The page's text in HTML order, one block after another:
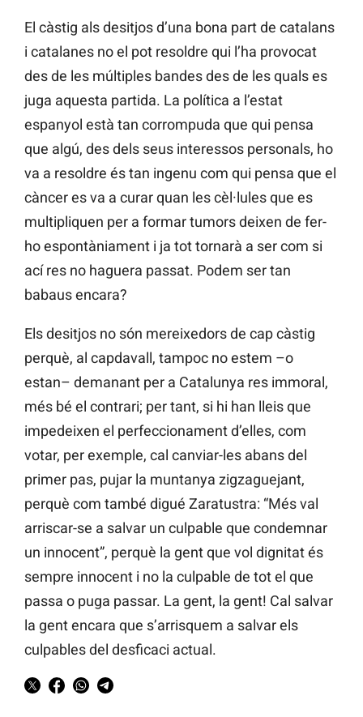
El càstig als desitjos d’una bona part de catalans
i catalanes no el pot resoldre qui l’ha provocat
des de les múltiples bandes des de les quals es
juga aquesta partida. La política a l’estat
espanyol està tan corrompuda que qui pensa
que algú, des dels seus interessos personals, ho
va a resoldre és tan ingenu com qui pensa que el
càncer es va a curar quan les cèl·lules que es
multipliquen per a formar tumors deixen de fer-
ho espontàniament i ja tot tornarà a ser com si
ací res no haguera passat. Podem ser tan
babaus encara?
Els desitjos no són mereixedors de cap càstig
perquè, al capdavall, tampoc no estem –o
estan– demanant per a Catalunya res immoral,
més bé el contrari; per tant, si hi han lleis que
impedeixen el perfeccionament d’elles, com
votar, per exemple, cal canviar-les abans del
primer pas, pujar la muntanya zigzaguejant,
perquè com també digué Zaratustra: “Més val
arriscar-se a salvar un culpable que condemnar
un innocent”, perquè la gent que vol dignitat és
sempre innocent i no la culpable de tot el que
passa o puga passar. La gent, la gent! Cal salvar
la gent encara que s’arrisquem a salvar els
culpables del desficaci actual.